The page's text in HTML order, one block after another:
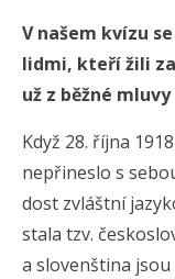
V našem kvízu
lidmi, kteří žili
už z běžné
Když 28. října
nepřineslo s
dost zvláštní
stala tzv.
a slovenština